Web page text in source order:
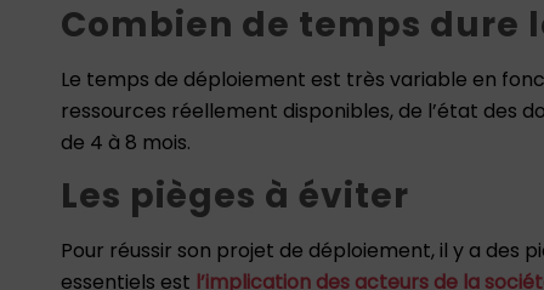
Combien de temps dure
Le temps de déploiement est très variable en
ressources réellement disponibles, de l’état des
de 4 à 8 mois.
Les pièges à éviter
Pour réussir son projet de déploiement, il y a des
essentiels est l’implication des acteurs de la